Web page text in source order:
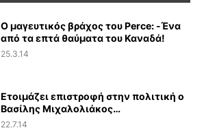
Ο μαγευτικός βράχος του Perce: -Ένα
από τα επτά θαύματα του Καναδά!
25.3.14
Ετοιμάζει επιστροφή στην πολιτική ο
Βασίλης Μιχαλολιάκος…
22.7.14